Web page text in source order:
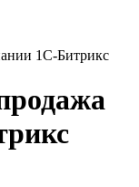
1С-Битрикс